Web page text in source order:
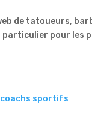
de tatoueurs,
particulier pour les